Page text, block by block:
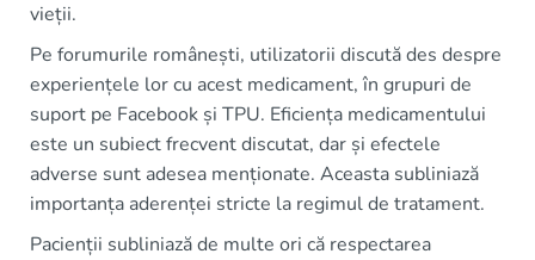
vieții.
Pe forumurile românești, utilizatorii discută des despre
experiențele lor cu acest medicament, în grupuri de
suport pe Facebook și TPU. Eficiența medicamentului
este un subiect frecvent discutat, dar și efectele
adverse sunt adesea menționate. Aceasta subliniază
importanța aderenței stricte la regimul de tratament.
Pacienții subliniază de multe ori că respectarea